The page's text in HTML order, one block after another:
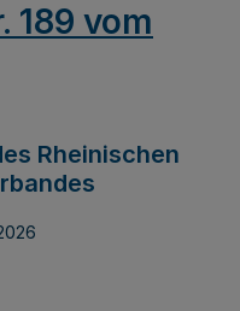
189 vom
Rheinischen